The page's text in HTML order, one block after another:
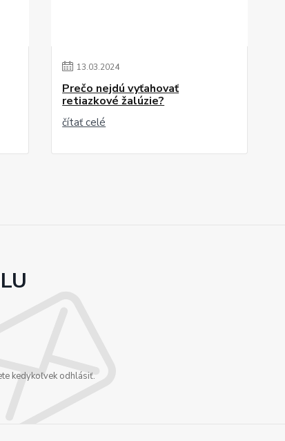
13.03.2024
Prečo nejdú vyťahovať
retiazkové žalúzie?
čítať celé
kedykoľvek odhlásiť.